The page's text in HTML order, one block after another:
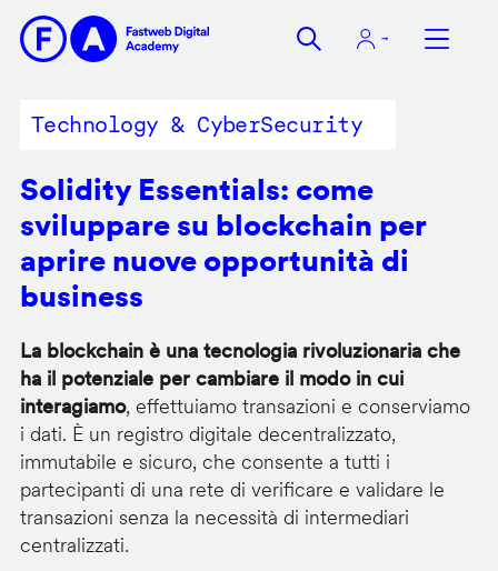
contenuto
Technology & CyberSecurity
Solidity Essentials: come
sviluppare su blockchain per
aprire nuove opportunità di
business
La blockchain è una tecnologia rivoluzionaria che
ha il potenziale per cambiare il modo in cui
interagiamo, effettuiamo transazioni e conserviamo
i dati. È un registro digitale decentralizzato,
immutabile e sicuro, che consente a tutti i
partecipanti di una rete di verificare e validare le
transazioni senza la necessità di intermediari
centralizzati.